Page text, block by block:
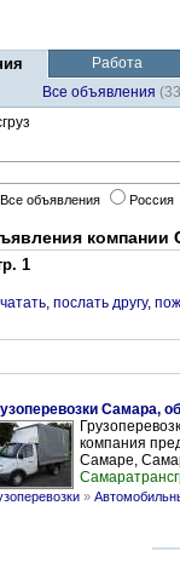
Работа
Все объявления
Все объявления Россия
компании
1
, послать другу,
Самара,
компания
Самаре,
»